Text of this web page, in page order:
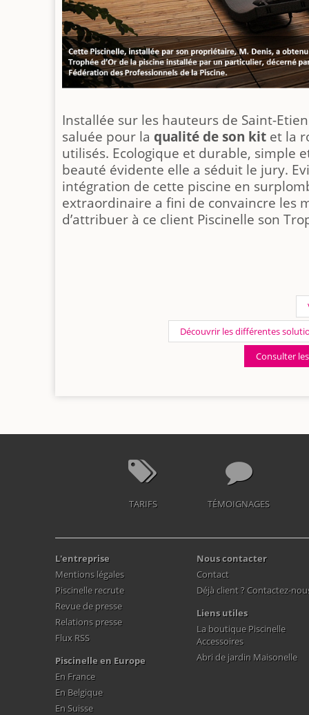
Installée sur les hauteurs de Saint-
saluée pour la qualité de son kit et la
utilisés. Ecologique et durable, simple
beauté évidente elle a séduit le jury.
intégration de cette piscine en
extraordinaire a fini de convaincre les
d’attribuer à ce client Piscinelle son
Découvrir les différentes
Consulter
TARIFS TÉMOIGNAGES
L'entreprise
Mentions légales
Piscinelle recrute
Revue de presse
Relations presse
Flux RSS
Piscinelle en Europe
En France
En Belgique
En Suisse
Nous contacter
Contact
Déjà client ? Contactez-
Liens utiles
La boutique Piscinelle
Accessoires
Abri de jardin Maisonelle